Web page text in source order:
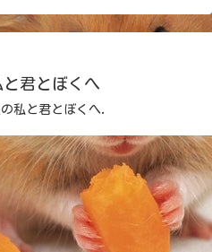
と君とぼくへ
私と君とぼくへ.